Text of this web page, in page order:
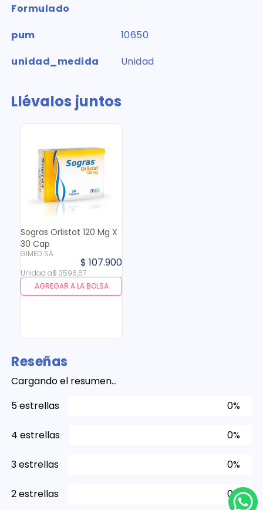
Formulado
pum
10650
unidad_medida
Unidad
Llévalos juntos
Sogras Orlistat 120 Mg X
30 Cap
GIMED SA
$ 107.900
Unidad a$ 3596,67
AGREGAR A LA BOLSA
Reseñas
Cargando el resumen…
5 estrellas
0%
4 estrellas 0%
3 estrellas 0%
2 estrellas 0%